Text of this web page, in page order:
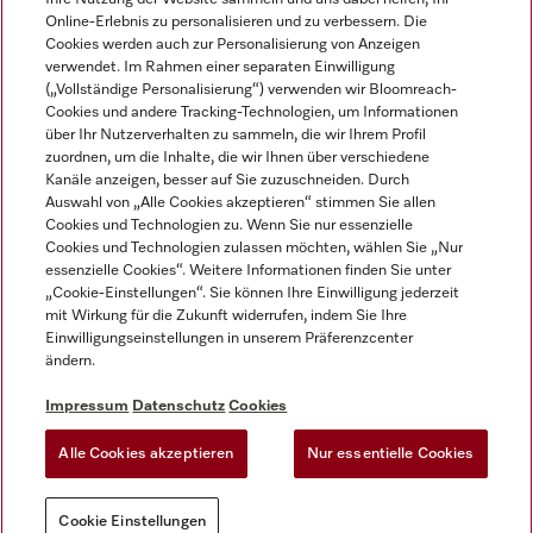
Impressum
AGB
Datenschutz
Nutzungsbedigungen
EU-Gesetzen über digitale Dienste
Miele auf Instagram
Miele auf Facebook
Miele auf Youtube
Online-Erlebnis zu personalisieren und zu verbessern. Die
Cookies werden auch zur Personalisierung von Anzeigen
verwendet. Im Rahmen einer separaten Einwilligung
(„Vollständige Personalisierung“) verwenden wir Bloomreach-
Cookies und andere Tracking-Technologien, um Informationen
über Ihr Nutzerverhalten zu sammeln, die wir Ihrem Profil
zuordnen, um die Inhalte, die wir Ihnen über verschiedene
Kanäle anzeigen, besser auf Sie zuzuschneiden. Durch
Auswahl von „Alle Cookies akzeptieren“ stimmen Sie allen
Cookies und Technologien zu. Wenn Sie nur essenzielle
Cookies und Technologien zulassen möchten, wählen Sie „Nur
essenzielle Cookies“. Weitere Informationen finden Sie unter
„Cookie-Einstellungen“. Sie können Ihre Einwilligung jederzeit
mit Wirkung für die Zukunft widerrufen, indem Sie Ihre
Einwilligungseinstellungen in unserem Präferenzcenter
ändern.
Impressum Datenschutz Cookies
Alle Cookies akzeptieren Nur essentielle Cookies
Cookie Einstellungen